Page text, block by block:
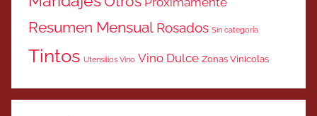
Resumen Mensual Rosados Sin categoría
Tintos Utensilios Vino Vino Dulce Zonas Vinicolas